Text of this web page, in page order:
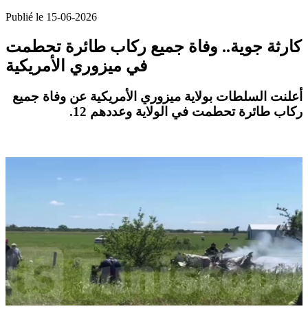
Publié le 15-06-2026
كارثة جوية.. وفاة جميع ركاب طائرة تحطمت
في ميزوري الأمريكية
أعلنت السلطات بولاية ميزوري الأمريكية عن وفاة جميع
ركاب طائرة تحطمت في الولاية وعددهم 12
.